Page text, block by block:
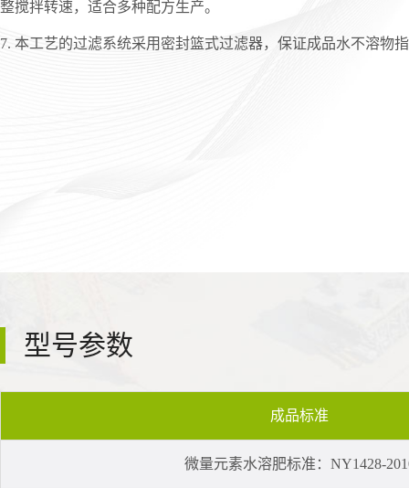
整搅拌转速，适合多种配方生产。
7. 本工艺的过滤系统采用密封篮式过滤器，保证成品水不溶物
型号参数
成品标准
微量元素水溶肥标准：NY1428-